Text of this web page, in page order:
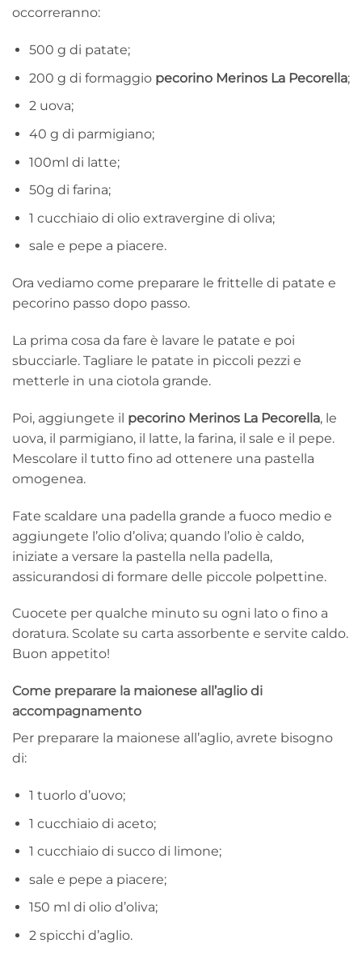
occorreranno:
500 g di patate;
200 g di formaggio pecorino Merinos La Pecorella;
2 uova;
40 g di parmigiano;
100ml di latte;
50g di farina;
1 cucchiaio di olio extravergine di oliva;
sale e pepe a piacere.
Ora vediamo come preparare le frittelle di patate e
pecorino passo dopo passo.
La prima cosa da fare è lavare le patate e poi
sbucciarle. Tagliare le patate in piccoli pezzi e
metterle in una ciotola grande.
Poi, aggiungete il pecorino Merinos La Pecorella, le
uova, il parmigiano, il latte, la farina, il sale e il pepe.
Mescolare il tutto fino ad ottenere una pastella
omogenea.
Fate scaldare una padella grande a fuoco medio e
aggiungete l’olio d’oliva; quando l’olio è caldo,
iniziate a versare la pastella nella padella,
assicurandosi di formare delle piccole polpettine.
Cuocete per qualche minuto su ogni lato o fino a
doratura. Scolate su carta assorbente e servite caldo.
Buon appetito!
Come preparare la maionese all’aglio di
accompagnamento
Per preparare la maionese all’aglio, avrete bisogno
di:
1 tuorlo d’uovo;
1 cucchiaio di aceto;
1 cucchiaio di succo di limone;
sale e pepe a piacere;
150 ml di olio d’oliva;
2 spicchi d’aglio.